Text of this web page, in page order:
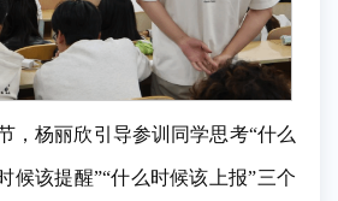
，杨丽欣引导参训同学思考“什么
候该提醒”“什么时候该上报”三个